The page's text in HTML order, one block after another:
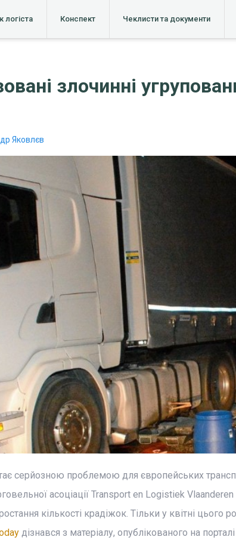
логіста Конспект Чеклисти та документи
злочинні
Яковлєв
серйозною проблемою для європейських
асоціації Transport en Logistiek Vlaanderen
кількості крадіжок. Тільки у квітні цього
дізнався з матеріалу, опублікованого на